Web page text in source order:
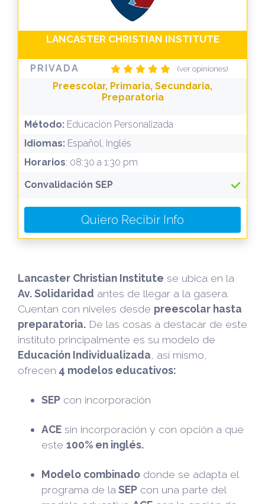
LANCASTER CHRISTIAN INSTITUTE
PRIVADA (ver opiniones)
Preescolar, Primaria, Secundaria,
Preparatoria
Método: Educación Personalizada
Idiomas: Español, Inglés
Horarios: 08:30 a 1:30 pm
Convalidación SEP
Quiero Recibir Info
Lancaster Christian Institute se ubica en la
Av. Solidaridad antes de llegar a la gasera.
Cuentan con niveles desde preescolar hasta
preparatoria. De las cosas a destacar de este
instituto principalmente es su modelo de
Educación Individualizada , así mismo,
ofrecen 4 modelos educativos:
SEP con incorporación
ACE sin incorporación y con opción a que
este 100% en inglés.
Modelo combinado donde se adapta el
programa de la SEP con una parte del